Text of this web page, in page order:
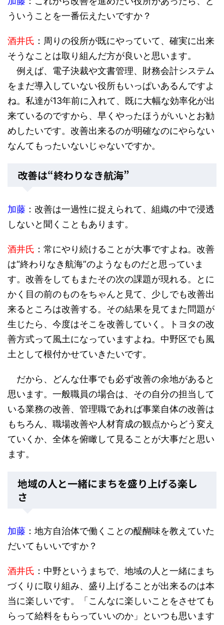
ういうことを一番伝えたいですか？
酒井氏 ：周りの役所が既にやっていて、確実に出来
そうなことは取り組んだ方が良いと思います。
例えば、電子決裁や文書管理、財務会計システム
をまだ導入していない役所もいっぱいあるんですよ
ね。私達が13年前に入れて、既に大幅な効率化が出
来ているのですから、早くやったほうがいいとお勧
めしたいです。改善出来るのが明確なのにやらない
なんてもったいないじゃないですか。
改善は“終わりなき航海”
加藤 ：改善は一過性に捉えられて、組織の中で浸透
しないと聞くこともあります。
酒井氏 ：常にやり続けることが大事ですよね。改善
は“終わりなき航海”のようなものだと思っていま
す。改善をしてもまたその次の課題が現れる。とに
かく目の前のものをちゃんと見て、少しでも改善出
来るところは改善する。その結果を見てまた問題が
生じたら、今度はそこを改善していく。トヨタの改
善方式って風土になっていますよね。中野区でも風
土として根付かせていきたいです。
だから、どんな仕事でも必ず改善の余地があると
思います。一般職員の場合は、その自分の担当して
いる業務の改善、管理職であれば事業自体の改善は
もちろん、職場改善や人材育成の観点からどう変え
ていくか、全体を俯瞰して見ることが大事だと思い
ます。
地域の人と一緒にまちを盛り上げる楽し
さ
加藤 ：地方自治体で働くことの醍醐味を教えていた
だいてもいいですか？
酒井氏 ：中野というまちで、地域の人と一緒にまち
づくりに取り組み、盛り上げることが出来るのは本
当に楽しいです。「こんなに楽しいことをさせても
らって給料をもらっていいのか」といつも思います